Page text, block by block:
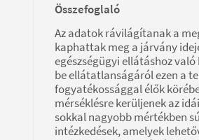
Összefoglaló
Az adatok rávilágítanak a
kaphattak meg a járvány
egészségügyi ellátáshoz
be ellátatlanságáról ezen a
fogyatékossággal élők
mérséklésre kerüljenek az
sokkal nagyobb mértékben
intézkedések, amelyek